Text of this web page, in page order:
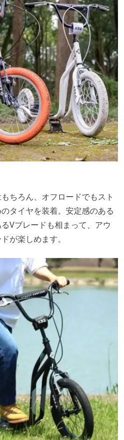
ちろん、オフロードでもスト
タイヤを装着。安定感のある
Vブレードも相まって、アウ
が楽しめます。